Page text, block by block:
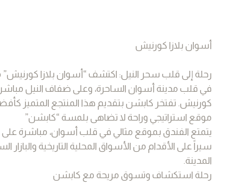
أسوان بلازا كورنيش
رحلة إلى قلب سحر النيل: اكتشف “أسوان بلازا
في قلب مدينة أسوان الساحرة، وعلى ضفاف النيل
كورنيش. تفتخر كابشن بتقديم هذا المنتجع المتميز
موقع استراتيجي وراحة لا تضاهى بلمسة “كابشن”
سيراً على الأقدام من الأسواق المحلية التاريخية
المدينة.
رحلة استكشاف وتسوق مريحة مع كابشن